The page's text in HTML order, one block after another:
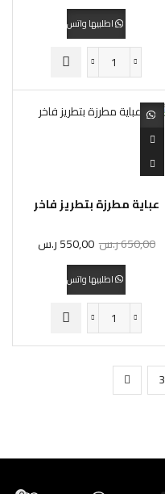
اطلبيها واتس
عباية مطرزة بتطريز فاخر
650,00ر.س 550,00ر.س
اطلبيها واتس
3